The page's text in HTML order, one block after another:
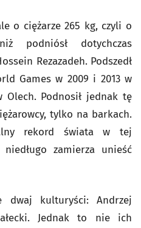
o ciężarze 265 kg, czyli o
podniósł dotychczas
Rezazadeh. Podszedł
Games w 2009 i 2013 w
Olech. Podnosił jednak tę
tylko na barkach.
rekord świata w tej
zamierza unieść
dwaj kulturyści: Andrzej
Jednak to nie ich